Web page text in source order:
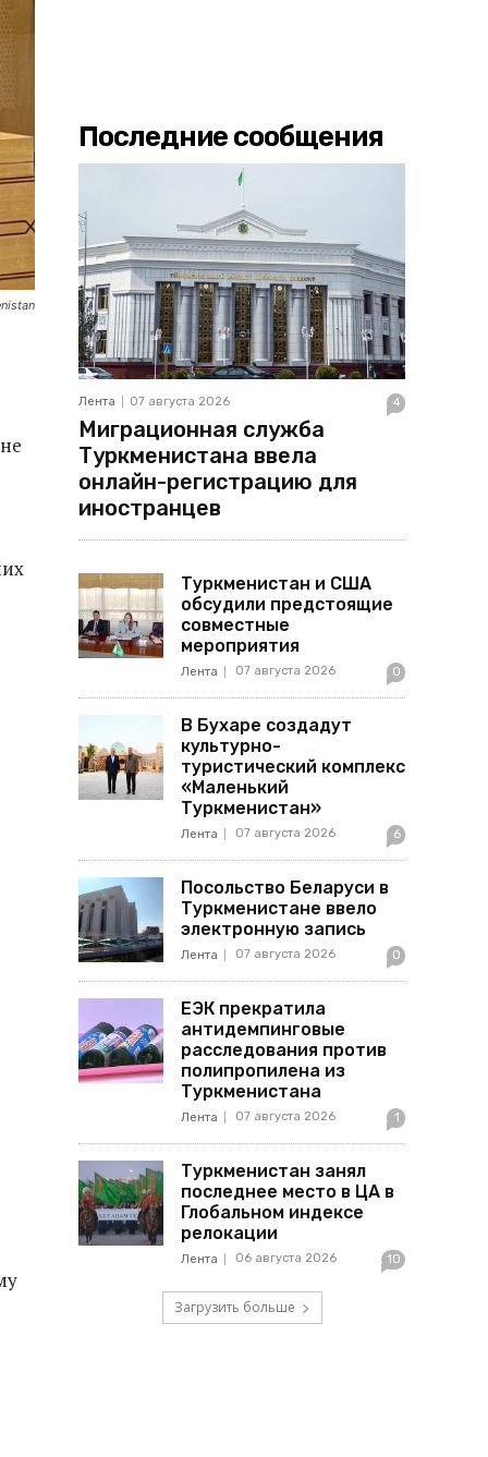
Последние сообщения
Лента 07 августа 2026 4
Миграционная служба
Туркменистана ввела
онлайн-регистрацию для
иностранцев
Туркменистан и США
обсудили предстоящие
совместные
мероприятия
Лента 07 августа 2026 0
В Бухаре создадут
культурно-
туристический комплекс
«Маленький
Туркменистан»
Лента 07 августа 2026 6
Посольство Беларуси в
Туркменистане ввело
электронную запись
Лента 07 августа 2026 0
ЕЭК прекратила
антидемпинговые
расследования против
полипропилена из
Туркменистана
Лента 07 августа 2026 1
Туркменистан занял
последнее место в ЦА в
Глобальном индексе
релокации
Лента 06 августа 2026 10
Загрузить больше